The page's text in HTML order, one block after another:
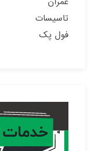
تاسیسات
فول پک